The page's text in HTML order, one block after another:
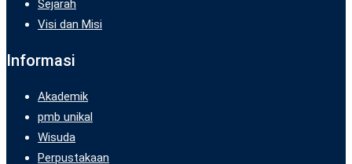
Sejarah
Visi dan Misi
Informasi
Akademik
pmb unikal
Wisuda
Perpustakaan